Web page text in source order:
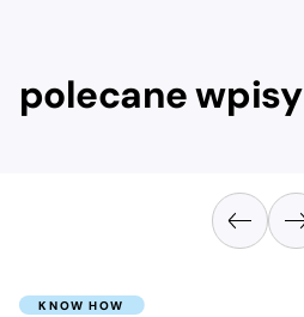
polecane wpisy
KNOW HOW